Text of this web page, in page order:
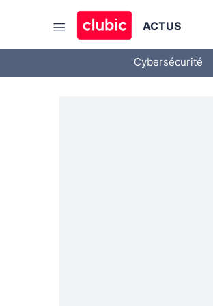
ACTUS
Cybersécurité